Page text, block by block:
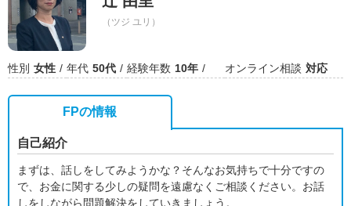
（ツジ ユリ）
性別 女性 年代 50代 経験年数 10年 オンライン相談 対応
FPの情報
自己紹介
まずは、話しをしてみようかな？そんなお気持ちで十分ですの
で、お金に関する少しの疑問を遠慮なくご相談ください。お話
しをしながら問題解決をしていきましょう。